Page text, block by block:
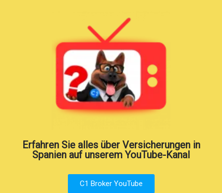
Erfahren Sie alles über Versicherungen in
Spanien auf unserem YouTube-Kanal
C1 Broker YouTube